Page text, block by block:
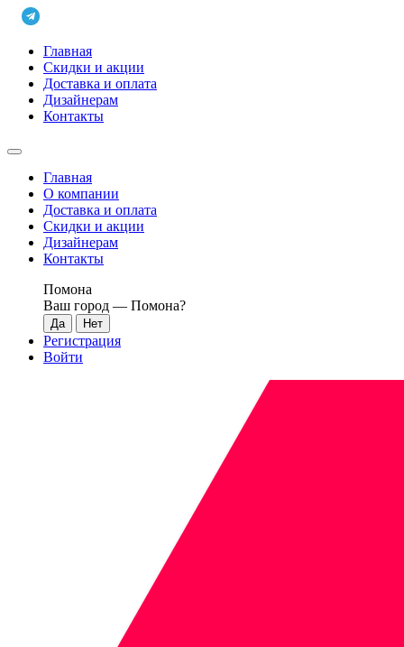
Главная
Скидки и акции
Доставка и оплата
Дизайнерам
Контакты
Главная
О компании
Доставка и оплата
Скидки и акции
Дизайнерам
Контакты
Помона
Ваш город — Помона?
Регистрация
Войти